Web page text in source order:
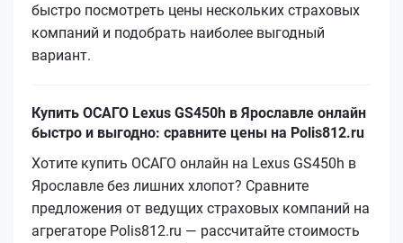
быстро посмотреть цены нескольких страховых
компаний и подобрать наиболее выгодный
вариант.
Купить ОСАГО Lexus GS450h в Ярославле онлайн
быстро и выгодно: сравните цены на Polis812.ru
Хотите купить ОСАГО онлайн на Lexus GS450h в
Ярославле без лишних хлопот? Сравните
предложения от ведущих страховых компаний на
агрегаторе Polis812.ru — рассчитайте стоимость